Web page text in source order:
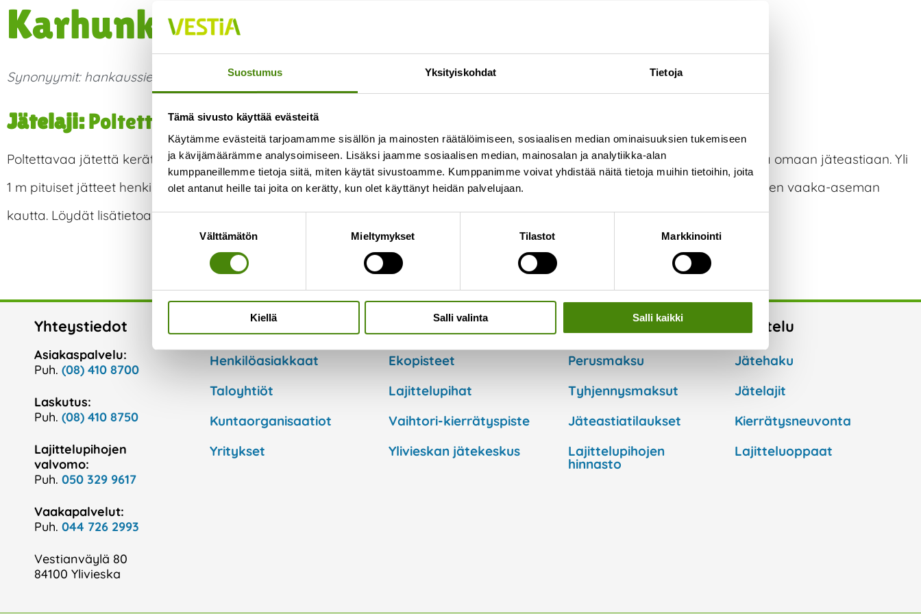
Suostumus Yksityiskohdat Tietoja
Tämä sivusto käyttää evästeitä
Käytämme evästeitä tarjoamamme sisällön ja mainosten räätälöimiseen, sosiaalisen median ominaisuuksien tukemiseen
ja kävijämäärämme analysoimiseen. Lisäksi jaamme sosiaalisen median, mainosalan ja analytiikka-alan
kumppaneillemme tietoja siitä, miten käytät sivustoamme. Kumppanimme voivat yhdistää näitä tietoja muihin tietoihin, joita
olet antanut heille tai joita on kerätty, kun olet käyttänyt heidän palvelujaan.
Välttämätön Mieltymykset Tilastot Markkinointi
Kiellä Salli valinta Salli kaikki
Karhunkieli
Synonyymit: hankaussieni
Jätelaji:Poltettava jäte
Poltettavaa jätettä kerätään kaikissa kotitalouksissa Vestian alueella ja lajittelupihoilla.Huom!Alle 1m pituiset jätteet voit laittaa omaan jäteastiaan. Yli
1 m pituiset jätteet henkilöauton peräkärrykuormina vastaanotetaan lajittelupihoilla ja isommat kuormat Ylivieskan jätekeskuksen vaaka-aseman
kautta. Löydät lisätietoa jätteiden hyödyntämisestätäältä.
Yhteystiedot
Asiakaspalvelu:
Puh. (08) 410 8700
Laskutus:
Puh. (08) 410 8750
Lajittelupihojen
valvomo:
Puh. 050 329 9617
Vaakapalvelut:
Puh. 044 726 2993
Vestianväylä 80
84100 Ylivieska
Asiointi ja palvelut
Henkilöasiakkaat
Taloyhtiöt
Kuntaorganisaatiot
Yritykset
Keräyspisteet
Ekopisteet
Lajittelupihat
Vaihtori-kierrätyspiste
Ylivieskan jätekeskus
Hinnasto
Perusmaksu
Tyhjennysmaksut
Jäteastiatilaukset
Lajittelupihojen
hinnasto
Lajittelu
Jätehaku
Jätelajit
Kierrätysneuvonta
Lajitteluoppaat